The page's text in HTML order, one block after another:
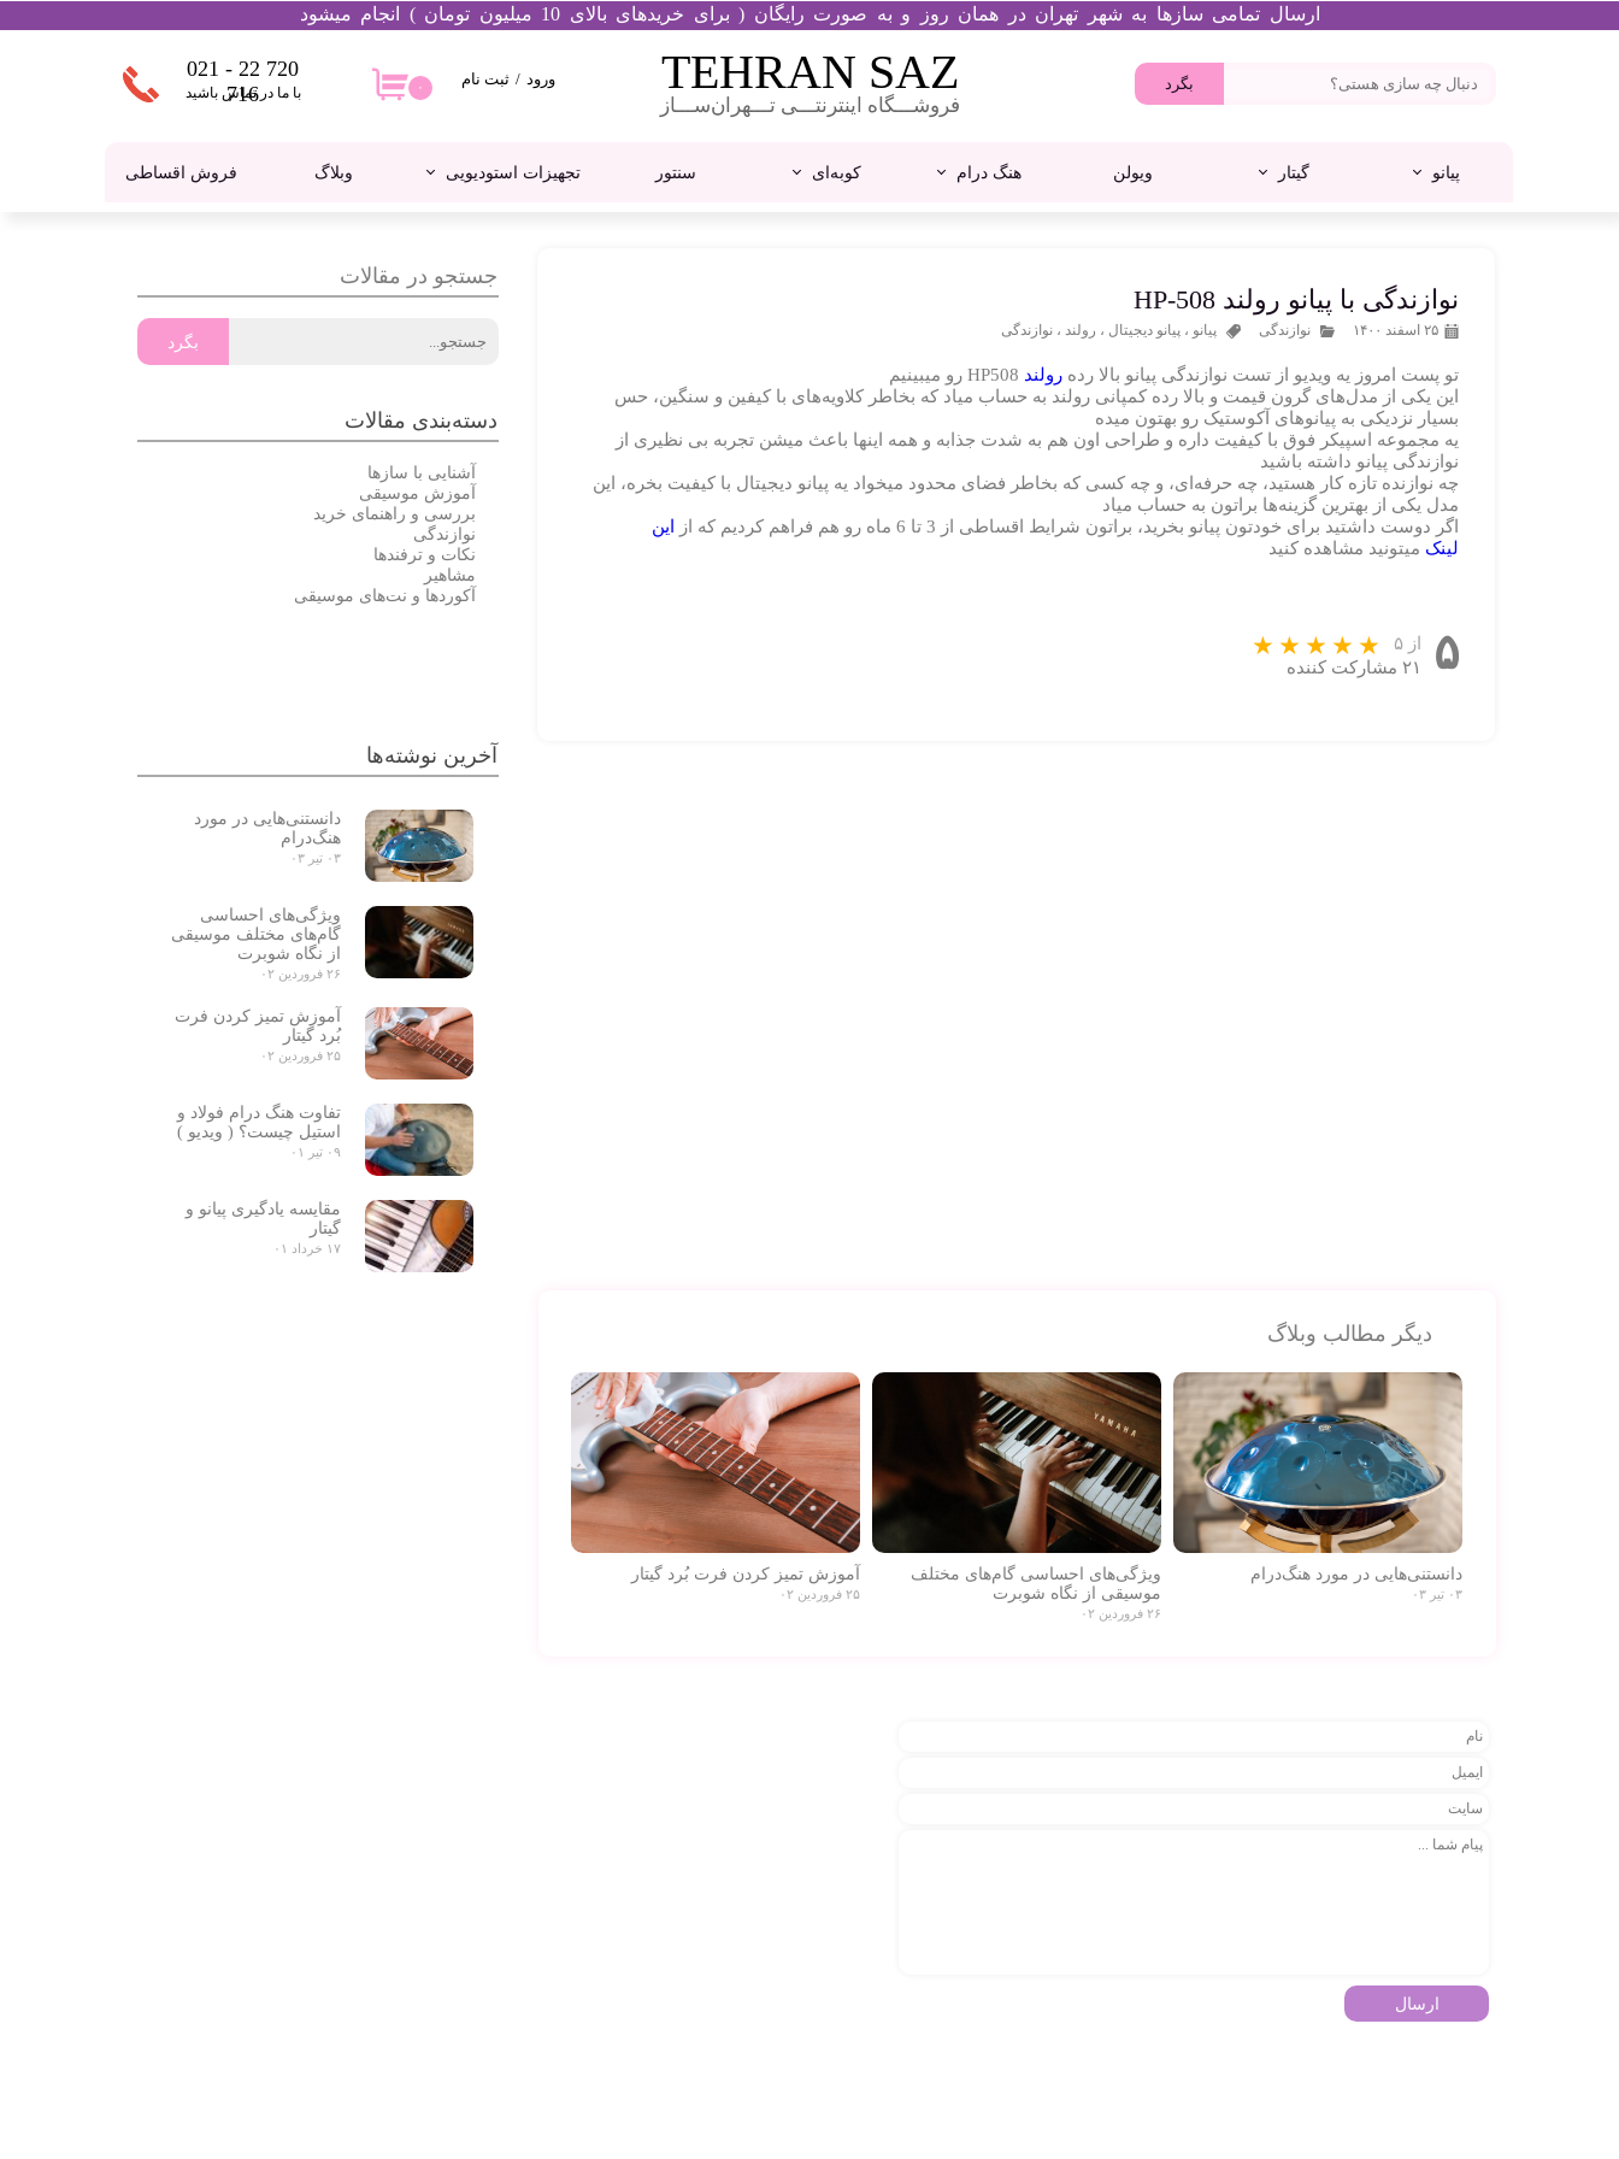
پیانو
کاسیو
کاوایی
گیتار ویولن هنگ درام کوبه‌ای سنتور تجهیزات استودیویی وبلاگ فروش اقساطی
ورود / ثبت نام
تغییر گذر
خروج از
ارسال تمامی سازها به شهر تهران در همان روز و به صورت رایگان ( برای خریدهای بالای 10 میلیون تومان ) انجام میشود
بگرد TEHRAN​​​​​​​ SAZ
فروشـــگاه اینترنتـــی تـــهران‌ســـاز
۰
021 - 22 720
716
با ما در تماس باشید
نوازندگی با پیانو رولند HP-508
۲۵ اسفند ۱۴۰۰ نوازندگی پیانو ، پیانو دیجیتال ، رولند ، نوازندگی
تو پست امروز یه ویدیو از تست نوازندگی پیانو بالا رده رولند
این یکی از مدل‌های گرون قیمت و بالا رده کمپانی رولند به حساب میاد که بخاطر کلاویه‌های با کیفین و سنگین، حس
بسیار نزدیکی به پیانوهای آکوستیک رو بهتون میده
یه مجموعه اسپیکر فوق با کیفیت داره و طراحی اون هم به شدت جذابه و همه اینها باعث میشن تجربه بی نظیری از
نوازندگی پیانو داشته باشید
چه نوازنده تازه کار هستید، چه حرفه‌ای، و چه کسی که بخاطر فضای محدود میخواد یه پیانو دیجیتال با کیفیت بخره، این
مدل یکی از بهترین گزینه‌ها براتون به حساب میاد
اگر دوست داشتید برای خودتون پیانو بخرید، براتون شرایط اقساطی از 3 تا 6 ماه رو هم فراهم کردیم که از
این
لینک میتونید مشاهده کنید
۵
از ۵
۲۱ مشارکت کننده
دسته‌بندی مقالات
آشنایی با سازها
آموزش موسیقی
بررسی و راهنمای خرید
نوازندگی
نکات و ترفندها
مشاهیر
آکوردها و نت‌های موسیقی
جستجو در مقالات
بگرد
آخرین نوشته‌ها
دانستنی‌هایی در مورد
هنگ‌درام
۰۳ تیر ۰۳
ویژگی‌های احساسی
گام‌های مختلف موسیقی
از نگاه شوبرت
۲۶ فروردین ۰۲
آموزش تمیز کردن فرت
بُرد گیتار
۲۵ فروردین ۰۲
تفاوت هنگ درام فولاد و
استیل چیست؟ ( ویدیو )
۰۹ تیر ۰۱
مقایسه یادگیری پیانو و
گیتار
۱۷ خرداد ۰۱
دیگر مطالب وبلاگ
دانستنی‌هایی در مورد هنگ‌درام
۰۳ تیر ۰۳
ویژگی‌های احساسی گام‌های مختلف
موسیقی از نگاه شوبرت
۲۶ فروردین ۰۲
آموزش تمیز کردن فرت بُرد گیتار
۲۵ فروردین ۰۲
ارسال